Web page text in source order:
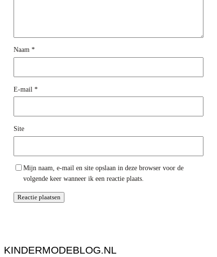
Naam *
E-mail *
Site
Mijn naam, e-mail en site opslaan in deze browser voor de
volgende keer wanneer ik een reactie plaats.
KINDERMODEBLOG.NL